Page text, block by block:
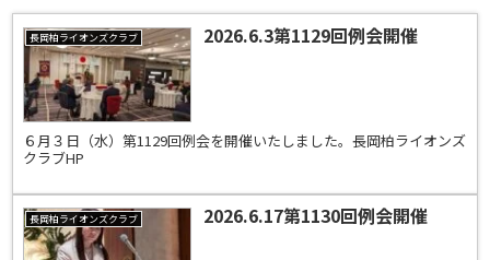
長岡柏ライオンズクラブ 2026.6.3第1129回例会開催
６月３日（水）第1129回例会を開催いたしました。長岡柏ライオンズ
クラブHP
長岡柏ライオンズクラブ 2026.6.17第1130回例会開催